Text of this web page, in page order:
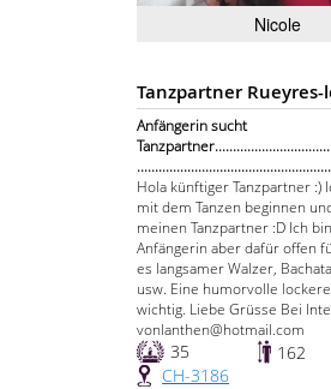
Nicole
Tanzpartner Rueyres-
Anfängerin sucht
Hola künftiger Tanzpartner :)
mit dem Tanzen beginnen
meinen Tanzpartner :D Ich
Anfängerin aber dafür offen
es langsamer Walzer,
usw. Eine humorvolle
wichtig. Liebe Grüsse Bei
vonlanthen@hotmail.com
35
162
CH-3186